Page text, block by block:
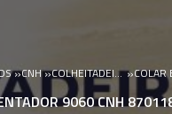
»CNH» COLHEITADEIRA CNH »
9060 CNH